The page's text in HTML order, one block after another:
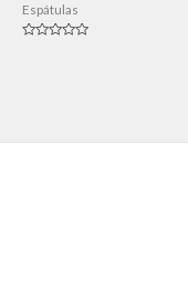
Espátulas